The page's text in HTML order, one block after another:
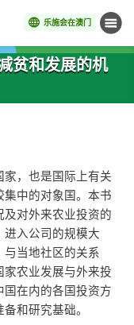
乐施会在澳门 菜单
贫和发展的机
，也是国际上有关
集中的对象国。本书
对外来农业投资的
进入公司的规模大
与当地社区的关系
家农业发展与外来投
在内的各国投资方
和研究基础。